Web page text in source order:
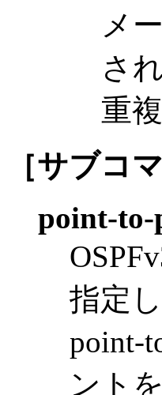
メ
さ
重
［サブコ
point-
指定
point-
ント